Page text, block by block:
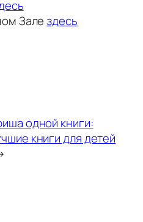
Залездесь
одной книги:
книги для детей